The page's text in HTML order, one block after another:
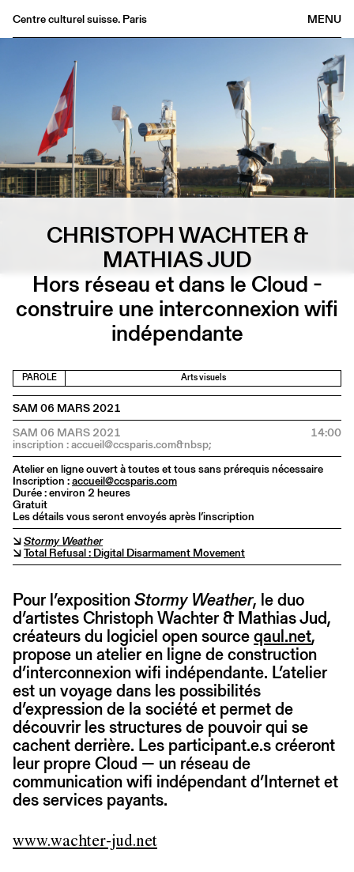
MENU
Centre culturel suisse. Paris
Archives
Médiathèque
Éditions
Informations
ENCHRISTOPH WACHTER &
MATHIAS JUD
Hors réseau et dans le Cloud -
construire une interconnexion wifi
indépendante
PAROLE Arts visuels
SAM 06 MARS 2021
SAM 06 MARS 2021
14:00
Atelier en ligne ouvert à toutes et tous sans prérequis nécessaire
Inscription :accueil@ccsparis.com
Durée : environ 2 heures
Gratuit
Les détails vous seront envoyés après l’inscription
↘Stormy Weather
↘Total Refusal : Digital Disarmament Movement
Pour l’expositionStormy Weather, le duo
d’artistes Christoph Wachter & Mathias Jud,
créateurs du logiciel open sourceqaul.net,
propose un atelier en ligne de construction
d’interconnexion wifi indépendante. L’atelier
est un voyage dans les possibilités
d’expression de la société et permet de
découvrir les structures de pouvoir qui se
cachent derrière. Les participant.e.s créeront
leur propre Cloud — un réseau de
communication wifi indépendant d’Internet et
des services payants.
www.wachter-jud.net